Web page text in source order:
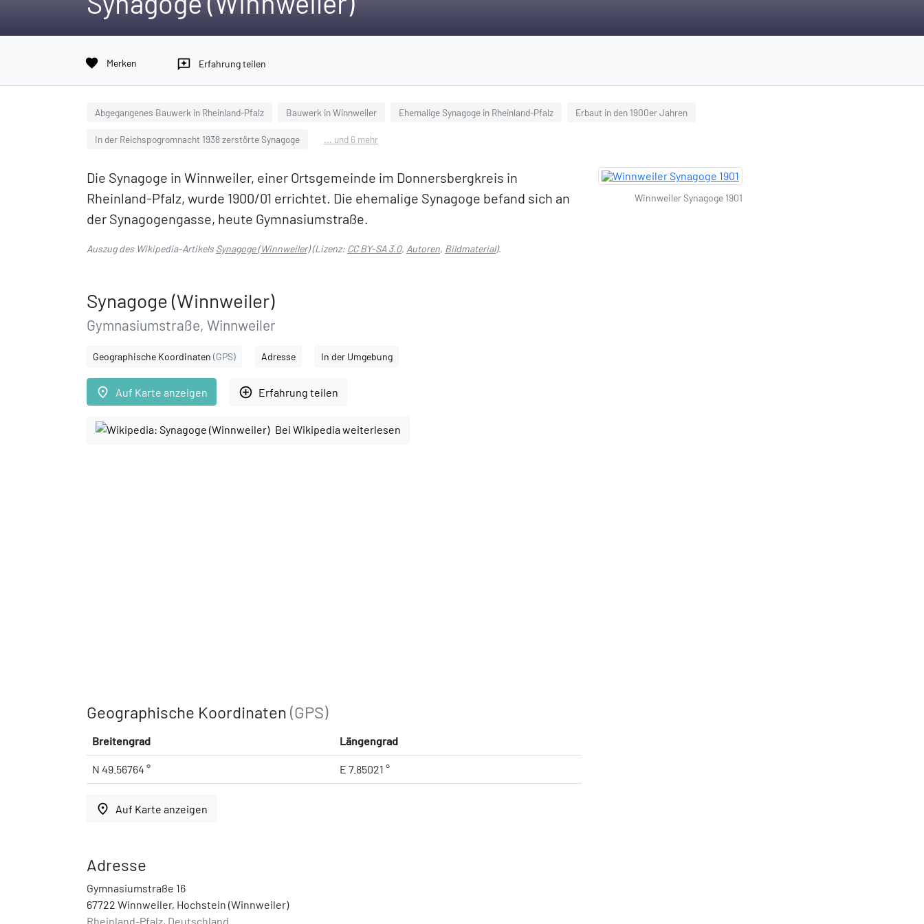
favorite Merken reviews Erfahrung teilen
Abgegangenes Bauwerk in Rheinland-Pfalz Bauwerk in Winnweiler Ehemalige Synagoge in Rheinland-Pfalz Erbaut in den 1900er Jahren
In der Reichspogromnacht 1938 zerstörte Synagoge ... und 6 mehr
Die Synagoge in Winnweiler, einer Ortsgemeinde im Donnersbergkreis in
Rheinland-Pfalz, wurde 1900/01 errichtet. Die ehemalige Synagoge befand sich an
der Synagogengasse, heute Gymnasiumstraße.
Auszug des Wikipedia-ArtikelsSynagoge (Winnweiler)(Lizenz: CC BY-SA 3.0, Autoren, Bildmaterial).
Synagoge (Winnweiler)
Gymnasiumstraße, Winnweiler
Geographische Koordinaten (GPS) Adresse In der Umgebung
place Auf Karte anzeigen add_circle_outline Erfahrung teilen
Bei Wikipedia weiterlesen
Geographische Koordinaten (GPS)
Breitengrad Längengrad
N 49.56764 ° E 7.85021 °
place Auf Karte anzeigen
Adresse
Gymnasiumstraße 16
67722 Winnweiler, Hochstein (Winnweiler)
Rheinland-Pfalz, Deutschland
Winnweiler Synagoge 1901